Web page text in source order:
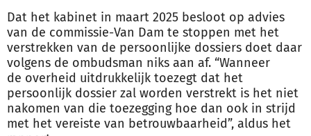
Dat het kabinet in maart 2025 besloot op advies
van de commissie-Van Dam te stoppen met het
verstrekken van de persoonlijke dossiers doet daar
volgens de ombudsman niks aan af. “Wanneer
de overheid uitdrukkelijk toezegt dat het
persoonlijk dossier zal worden verstrekt is het niet
nakomen van die toezegging hoe dan ook in strijd
met het vereiste van betrouwbaarheid”, aldus het